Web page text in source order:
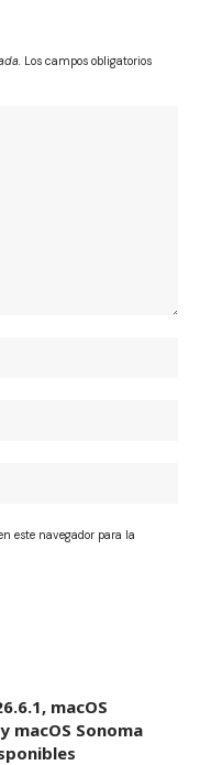
Los campos obligatorios
este navegador para la
macOS
macOS Sonoma